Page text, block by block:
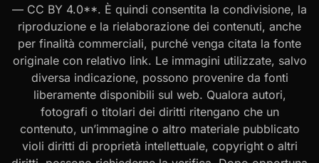
— CC BY 4.0**. È quindi consentita la condivisione, la
riproduzione e la rielaborazione dei contenuti, anche
per finalità commerciali, purché venga citata la fonte
originale con relativo link. Le immagini utilizzate, salvo
diversa indicazione, possono provenire da fonti
liberamente disponibili sul web. Qualora autori,
fotografi o titolari dei diritti ritengano che un
contenuto, un’immagine o altro materiale pubblicato
violi diritti di proprietà intellettuale, copyright o altri